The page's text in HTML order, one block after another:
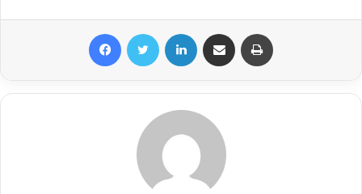
FacebookTwitter LinkedIn Share via Email